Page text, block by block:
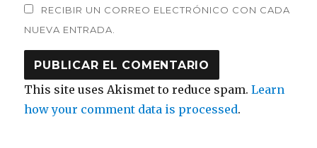
RECIBIR UN CORREO ELECTRÓNICO CON CADA
NUEVA ENTRADA.
This site uses Akismet to reduce spam.Learn
how your comment data is processed.